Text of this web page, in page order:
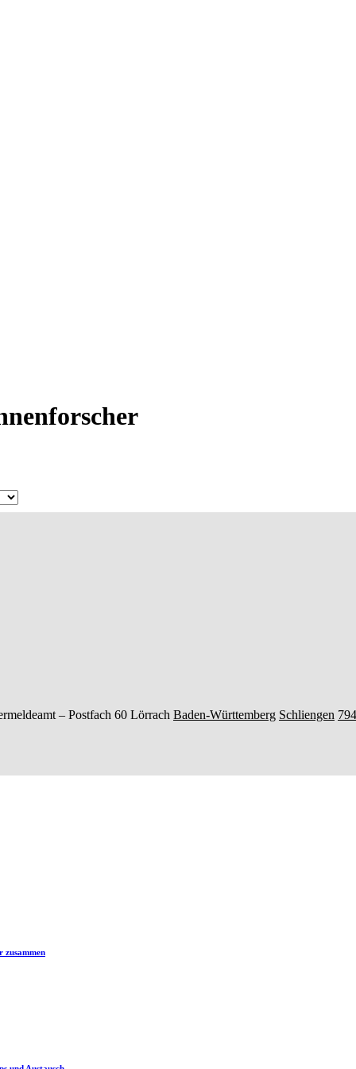
– Postfach 60 Lörrach Baden-Württemberg Schliengen
zusammen